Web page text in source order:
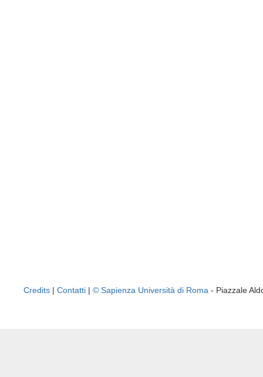
Credits | Contatti | © Sapienza Università di Roma - Piazzale